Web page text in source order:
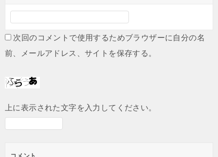
次回のコメントで使用するためブラウザーに自分の名
前、メールアドレス、サイトを保存する。
上に表示された文字を入力してください。